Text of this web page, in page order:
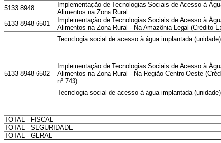
5133 8948
Implementação de Tecnologias Sociais de Acesso à
Alimentos na Zona Rural
5133 8948 6501
Implementação de Tecnologias Sociais de Acesso à
Alimentos na Zona Rural - Na Amazônia Legal (Crédito
Tecnologia social de acesso à água implantada
5133 8948 6502
Implementação de Tecnologias Sociais de Acesso à
Alimentos na Zona Rural - Na Região Centro-Oeste
nº 743)
Tecnologia social de acesso à água implantada
TOTAL - FISCAL
TOTAL - SEGURIDADE
TOTAL - GERAL